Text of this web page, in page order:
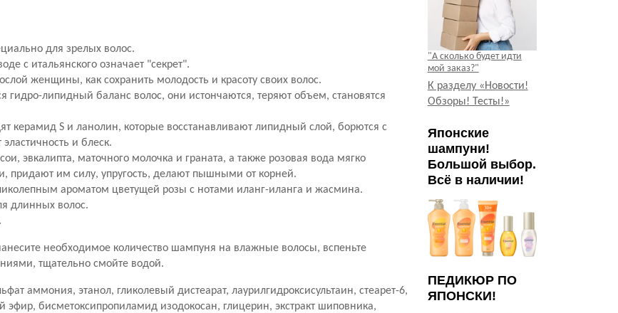
для зрелых волос.
с итальянского означает "секрет".
женщины, как сохранить молодость и красоту своих волос.
гидро-липидный баланс волос, они истончаются, теряют объем, становятся
керамид S и ланолин, которые восстанавливают липидный слой, борются с
и блеск.
эвкалипта, маточного молочка и граната, а также розовая вода мягко
придают им силу, упругость, делают пышными от корней.
ароматом цветущей розы с нотами иланг-иланга и жасмина.
длинных волос.
необходимое количество шампуня на влажные волосы, вспеньте
тщательно смойте водой.
аммония, этанол, гликолевый дистеарат, лаурилгидроксисультаин, стеарет-6,
эфир, бисметоксипропиламид изодокосан, глицерин, экстракт шиповника,
"А сколько будет идти
мой заказ?"
К разделу «Новости!
Обзоры! Тесты!»
Японские
шампуни!
Большой выбор.
Всё в наличии!
ПЕДИКЮР ПО
ЯПОНСКИ!